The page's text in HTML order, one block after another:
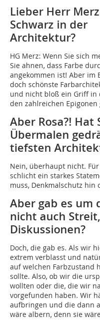
Lieber Herr
Schwarz in der
Architektur?
HG Merz: Wenn Sie sich
Sie ahnen, dass Farbe
angekommen ist! Aber im
doch schönste
und nicht bloß ein Griff in
den zahlreichen
Aber Rosa?! Hat
Übermalen
tiefsten
Nein, überhaupt nicht.
schlicht ein starkes
muss, Denkmalschutz hin
Aber gab es um
nicht auch
Diskussionen?
Doch, die gab es. Als wir
extrem verblasst und
auf welchen Farbzustand
sollte. Also, ob wir die
wollten oder die, die wir
vorgefunden haben. Wir
aufbringen und die dann
wäre albern, denn sie